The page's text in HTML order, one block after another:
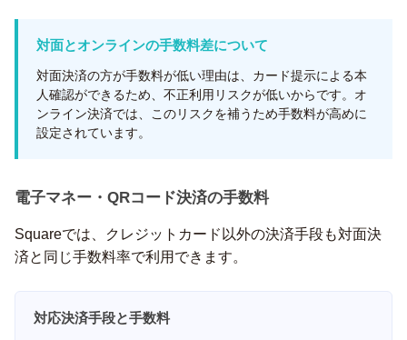
対面とオンラインの手数料差について
対面決済の方が手数料が低い理由は、カード提示による本
人確認ができるため、不正利用リスクが低いからです。オ
ンライン決済では、このリスクを補うため手数料が高めに
設定されています。
電子マネー・QRコード決済の手数料
Squareでは、クレジットカード以外の決済手段も対面決
済と同じ手数料率で利用できます。
対応決済手段と手数料